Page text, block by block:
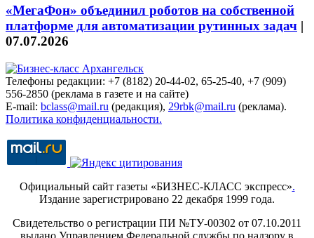
«МегаФон» объединил роботов на собственной
платформе для автоматизации рутинных задач |
07.07.2026
Телефоны редакции: +7 (8182) 20-44-02, 65-25-40, +7 (909)
556-2850 (реклама в газете и на сайте)
E-mail: bclass@mail.ru (редакция), 29rbk@mail.ru (реклама).
Политика конфиденциальности.
Официальный сайт газеты «БИЗНЕС-КЛАСС экспресс».
Издание зарегистрировано 22 декабря 1999 года.
Свидетельство о регистрации ПИ №ТУ-00302 от 07.10.2011
выдано Управлением Федеральной службы по надзору в